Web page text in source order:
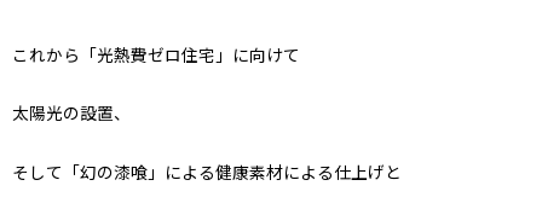
これから「光熱費ゼロ住宅」に向けて
太陽光の設置、
そして「幻の漆喰」による健康素材による仕上げと